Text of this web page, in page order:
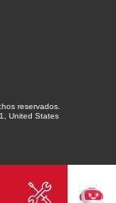
de crédito con IA
reservados.
United States